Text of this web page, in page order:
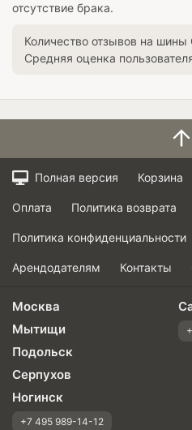
отсутствие брака.
Количество отзывов на шины
Средняя оценка
Полная версия Корзина
Оплата Политика возврата
Политика конфиденциальности
Арендодателям Контакты
Москва
Мытищи
Подольск
Серпухов
Ногинск
+7 495 989-14-12